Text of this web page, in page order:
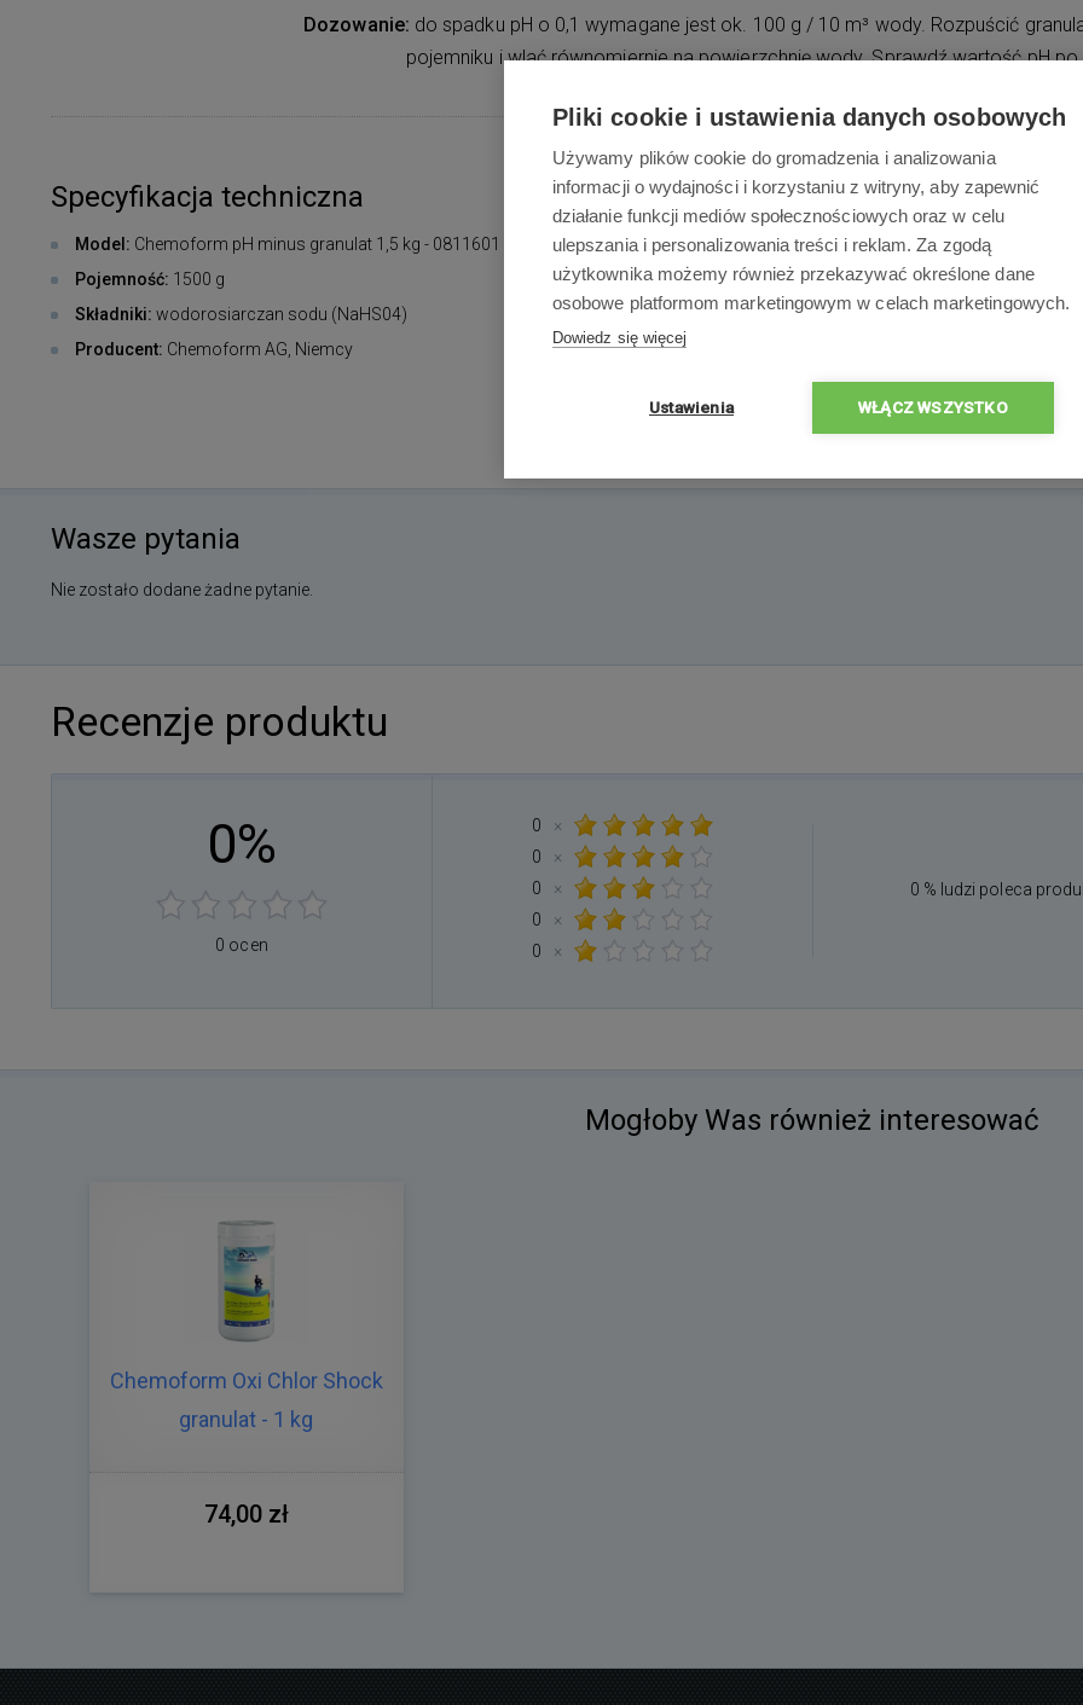
Dozowanie: do spadku pH o 0,1 wymagane jest ok. 100 g / 10 m³ wody. Rozpuścić
pojemniku i wlać równomiernie na powierzchnię wody. Sprawdź wartość pH po
Specyfikacja techniczna
Model: Chemoform pH minus granulat 1,5 kg - 0811601
Pojemność: 1500 g
Składniki: wodorosiarczan sodu (NaHS04)
Producent: Chemoform AG, Niemcy
Zawartość
1xChemoform pH
minus granulat - 1,5
Wasze pytania
Nie zostało dodane żadne pytanie.
Recenzje produktu
0%
0 ocen
0
×
0
×
0
×
0
×
0
×
0 % ludzi poleca
Mogłoby Was również interesować
Chemoform Oxi Chlor Shock
granulat - 1 kg
74,00 zł
Pliki cookie i ustawienia danych osobowych
Używamy plików cookie do gromadzenia i analizowania
informacji o wydajności i korzystaniu z witryny, aby zapewnić
działanie funkcji mediów społecznościowych oraz w celu
ulepszania i personalizowania treści i reklam. Za zgodą
użytkownika możemy również przekazywać określone dane
osobowe platformom marketingowym w celach marketingowych.
Dowiedz się więcej
Ustawienia WŁĄCZ WSZYSTKO